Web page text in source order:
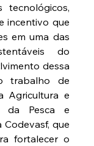
tecnológicos,
incentivo que
em uma das
do
dessa
trabalho de
Agricultura e
da Pesca e
que
fortalecer o